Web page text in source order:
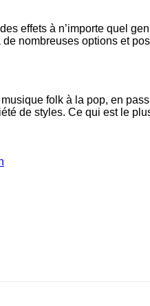
effets à n’importe quel
nombreuses options et
folk à la pop, en
de styles. Ce qui est le